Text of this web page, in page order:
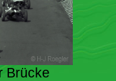
Brücke